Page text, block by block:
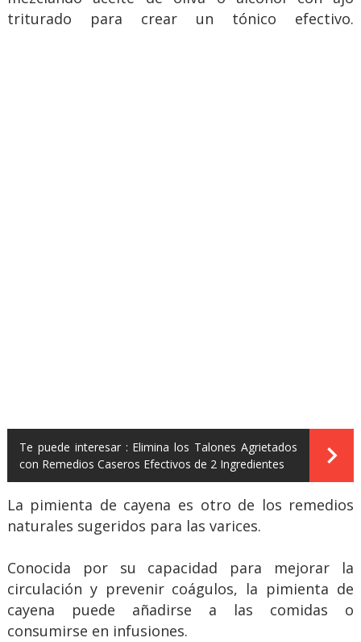
triturado para crear un tónico efectivo.
Te puede interesar : Elimina los Talones Agrietados
con Remedios Caseros Efectivos de 2 Ingredientes
La pimienta de cayena es otro de los remedios
naturales sugeridos para las varices.
Conocida por su capacidad para mejorar la
circulación y prevenir coágulos, la pimienta de
cayena puede añadirse a las comidas o
consumirse en infusiones.